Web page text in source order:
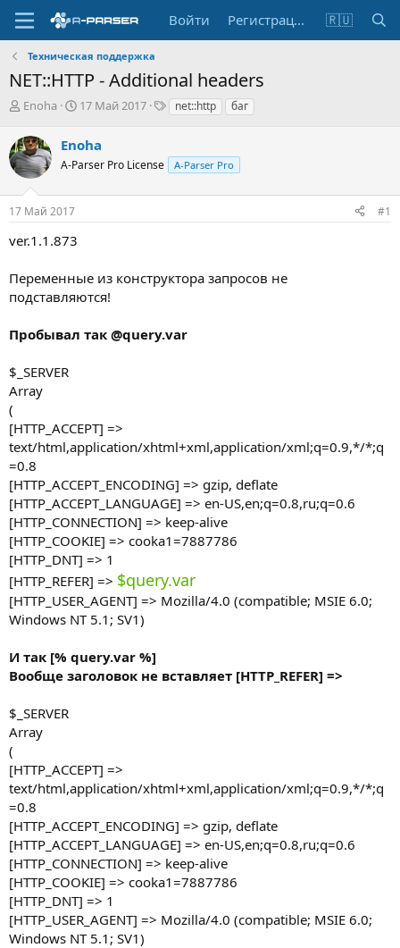
Войти Регистрация 🇷🇺
Техническая поддержка
NET::HTTP - Additional headers
А
т
о
р
е
м
Enoha
Д
а
н
ч
17 Май 2017
Т
и
net::http баг
Enoha
A-Parser Pro License A-Parser Pro
17 Май 2017 #1
ver.1.1.873
Переменные из конструктора запросов не
подставляются!
Пробывал так @query.var
$_SERVER
Array
(
[HTTP_ACCEPT] =>
text/html,application/xhtml+xml,application/xml;q=0.9,*/*;q
=0.8
[HTTP_ACCEPT_ENCODING] => gzip, deflate
[HTTP_ACCEPT_LANGUAGE] => en-US,en;q=0.8,ru;q=0.6
[HTTP_CONNECTION] => keep-alive
[HTTP_COOKIE] => cooka1=7887786
[HTTP_DNT] => 1
[HTTP_REFER] => $query.var
[HTTP_USER_AGENT] => Mozilla/4.0 (compatible; MSIE 6.0;
Windows NT 5.1; SV1)
И так [% query.var %]
Вообще заголовок не вставляет [HTTP_REFER] =>
$_SERVER
Array
(
[HTTP_ACCEPT] =>
text/html,application/xhtml+xml,application/xml;q=0.9,*/*;q
=0.8
[HTTP_ACCEPT_ENCODING] => gzip, deflate
[HTTP_ACCEPT_LANGUAGE] => en-US,en;q=0.8,ru;q=0.6
[HTTP_CONNECTION] => keep-alive
[HTTP_COOKIE] => cooka1=7887786
[HTTP_DNT] => 1
[HTTP_USER_AGENT] => Mozilla/4.0 (compatible; MSIE 6.0;
Windows NT 5.1; SV1)